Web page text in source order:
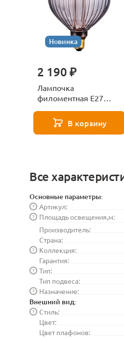
Новинка
2 190 ₽
Лампочка
филоментная Е27
8529
В корзину
Все
Основные параметры:
Артикул:
?
Площадь освещения,м:
?
Производитель:
Страна:
Коллекция:
?
Гарантия:
Тип:
?
Тип подвеса:
Назначение:
?
Внешний вид:
Стиль:
?
Цвет:
Цвет плафонов: